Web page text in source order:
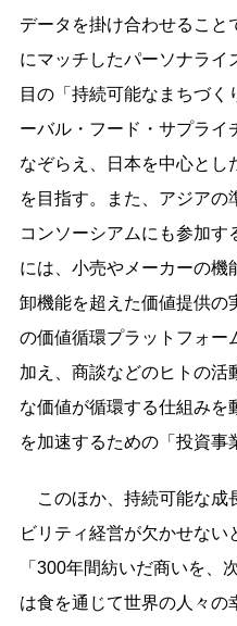
データを掛け合わせること
にマッチしたパーソナライ
目の「持続可能なまちづく
ーバル・フード・サプライ
なぞらえ、日本を中心とし
を目指す。また、アジアの
コンソーシアムにも参加す
には、小売やメーカーの機
卸機能を超えた価値提供の
の価値循環プラットフォー
加え、商談などのヒトの活
な価値が循環する仕組みを
を加速するための「投資事
このほか、持続可能な成
ビリティ経営が欠かせない
「300年間紡いだ商いを、
は食を通じて世界の人々の